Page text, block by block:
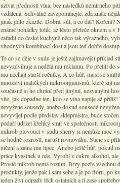
užívat předností vína, bez následků nemírného
vzdálená. Schválně zavzpomínejte, zda znáte
jinak jídlo zkazíte. Dobrá, sůl, a co dál? Koření?
známé pohádky tolik, až těsto přeteče oknem a
zařadit do české kuchyně něco tak výrazného,
vhodných kombinací dost a jsou teď dobře
To co se děje v sudu je ještě zajímavější příklad
nevyzdvihuje a nedělá mu reklamu. Po přelití do
mu nechají starší ročníky. A co hůř, musí se
množství maličkých mikroorganismů, které žijí
současně si ho chrání před jinými, nezvanými
víte, jak dopadne ten, kdo se vína napije až
nevyžene sousedy, anebo dokud sousedé
nevyvíjel podle představ sklepmistra, bude
podaří udržet křehký smír ve společnosti
mikrob plovoucí v sudu sherry si nemůže moc
se hodně rozrostl, naruší rovnováhu. Stane se
ničení a zatne mu tipec. Anebo ještě hůř, pokud
práce kvasinek u nás. Vyrobí z cukru alkohol,
Prostě mikrob nemá rozum. Brzy pozře
produkty, jenže pak i sám sebe a je po flóru, po
jeden živí odpady těch ostatních a ti zase